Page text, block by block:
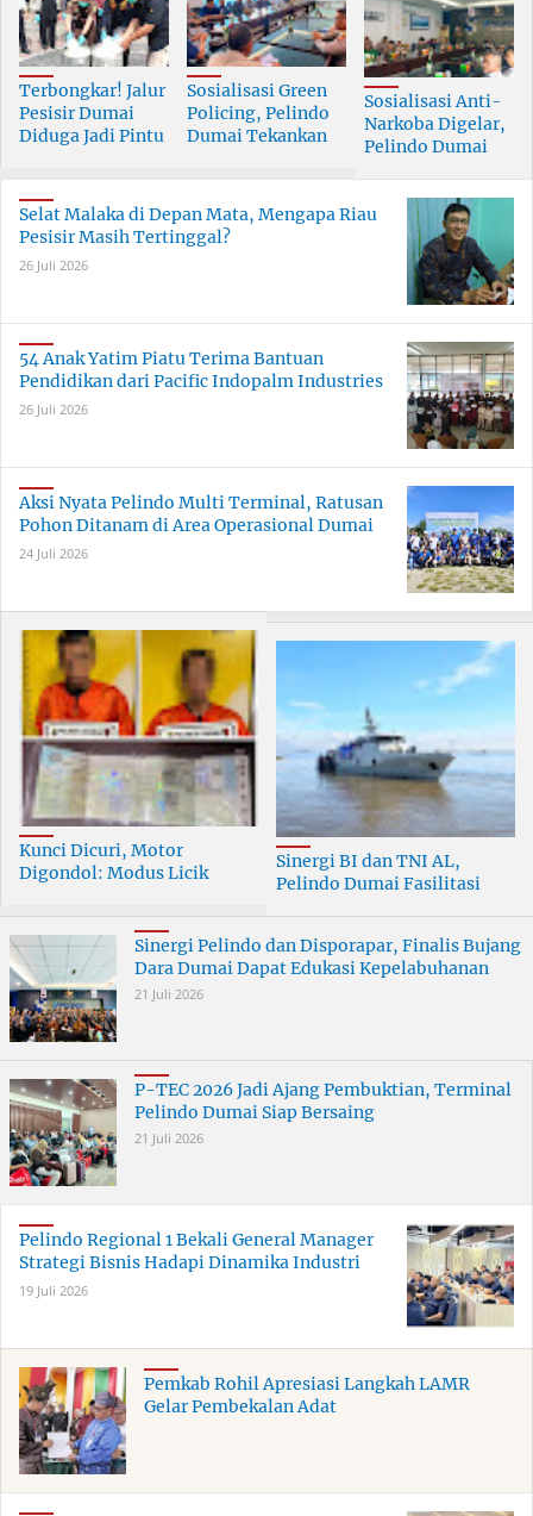
Terbongkar! Jalur
Pesisir Dumai
Diduga Jadi Pintu
Skala Besar
Sosialisasi Green
Policing, Pelindo
Dumai Tekankan
Bersama
Sosialisasi Anti-
Narkoba Digelar,
Pelindo Dumai
Selat Malaka di Depan Mata, Mengapa Riau
Pesisir Masih Tertinggal?
26 Juli 2026
54 Anak Yatim Piatu Terima Bantuan
Pendidikan dari Pacific Indopalm Industries
26 Juli 2026
Aksi Nyata Pelindo Multi Terminal, Ratusan
Pohon Ditanam di Area Operasional Dumai
24 Juli 2026
Kunci Dicuri, Motor
Digondol: Modus Licik
Terungkap
Sinergi BI dan TNI AL,
Pelindo Dumai Fasilitasi
Sinergi Pelindo dan Disporapar, Finalis Bujang
Dara Dumai Dapat Edukasi Kepelabuhanan
21 Juli 2026
P-TEC 2026 Jadi Ajang Pembuktian, Terminal
Pelindo Dumai Siap Bersaing
21 Juli 2026
Pelindo Regional 1 Bekali General Manager
Strategi Bisnis Hadapi Dinamika Industri
19 Juli 2026
Pemkab Rohil Apresiasi Langkah LAMR
Gelar Pembekalan Adat